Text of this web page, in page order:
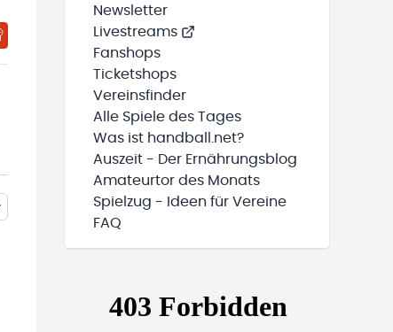
WIRD GELADEN
TEAMS“ HINZUFÜGEN
Newsletter
Livestreams
Fanshops
Ticketshops
Vereinsfinder
Alle Spiele des Tages
Was ist handball.net?
Auszeit - Der Ernährungsblog
Amateurtor des Monats
Spielzug - Ideen für Vereine
FAQ